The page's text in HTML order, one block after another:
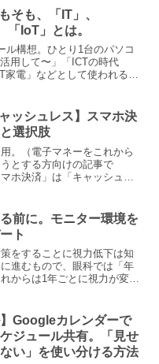
ックする操作のことをいいま
ダブルク...
そも、「IT」、
「IoT」とは。
ル構想。ひとり1台のパソコ
用して〜」「ICTの時代
家電」などとして使われる英
を改めて確認してみしょう。
が...
ャッシュレス】スマホ決
選択肢
。（電子マネーをこれから
とする方向けの記事で
ホ決済」は「キャッシュレ
府広報によれば、万博会場
レス社会の実験場...
前に。モニター環境を
ト
をすることに視力低下は知
進むもので、眼科では「年
からは1年ごとに視力が変わ
ちに目は疲れていたのかな、
けで、対策...
】Googleカレンダーで
ジュール共有。「見せ
い」を使い分ける方法